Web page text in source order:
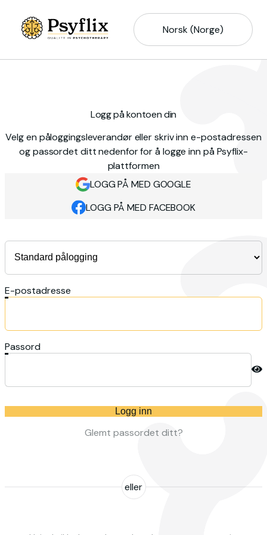
Norsk (Norge)
Logg på kontoen din
Velg en påloggingsleverandør eller skriv inn e-postadressen
og passordet ditt nedenfor for å logge inn på Psyflix-
plattformen
LOGG PÅ MED GOOGLE
LOGG PÅ MED FACEBOOK
E-postadresse
Passord
Logg inn
Glemt passordet ditt?
eller